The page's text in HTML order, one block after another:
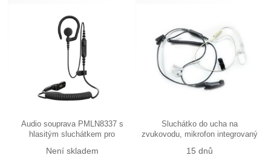
Audio souprava PMLN8337 s
hlasitým sluchátkem pro
Není skladem
Sluchátko do ucha na
zvukovodu, mikrofon integrovaný
15 dnů